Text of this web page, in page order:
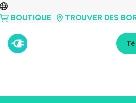
BOUTIQUE TROUVER DES